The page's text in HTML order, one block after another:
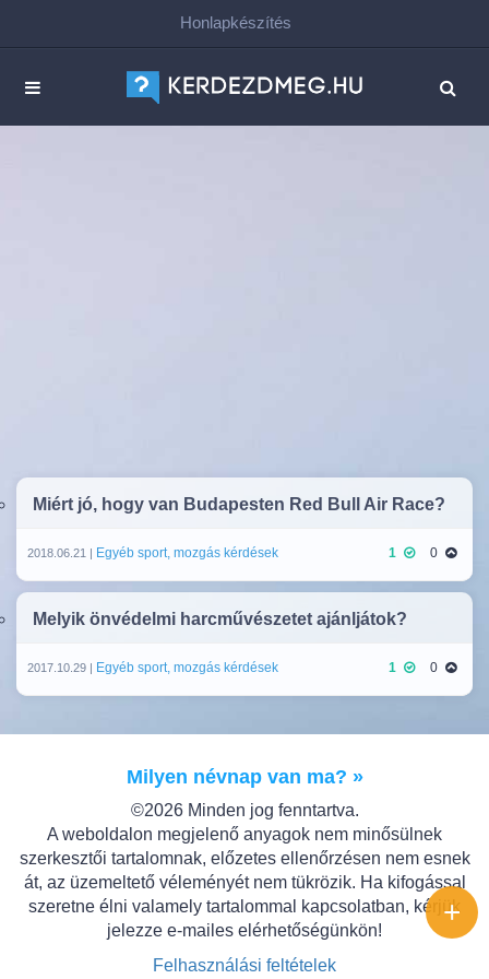
Honlapkészítés
Miért jó, hogy van Budapesten Red Bull Air Race?
2018.06.21 | Egyéb sport, mozgás kérdések 1 0
Melyik önvédelmi harcművészetet ajánljátok?
2017.10.29 | Egyéb sport, mozgás kérdések 1 0
Milyen névnap van ma? »
©2026 Minden jog fenntartva.
A weboldalon megjelenő anyagok nem minősülnek
szerkesztői tartalomnak, előzetes ellenőrzésen nem esnek
át, az üzemeltető véleményét nem tükrözik. Ha kifogással
szeretne élni valamely tartalommal kapcsolatban, kérjük
jelezze e-mailes elérhetőségünkön!
Felhasználási feltételek
+